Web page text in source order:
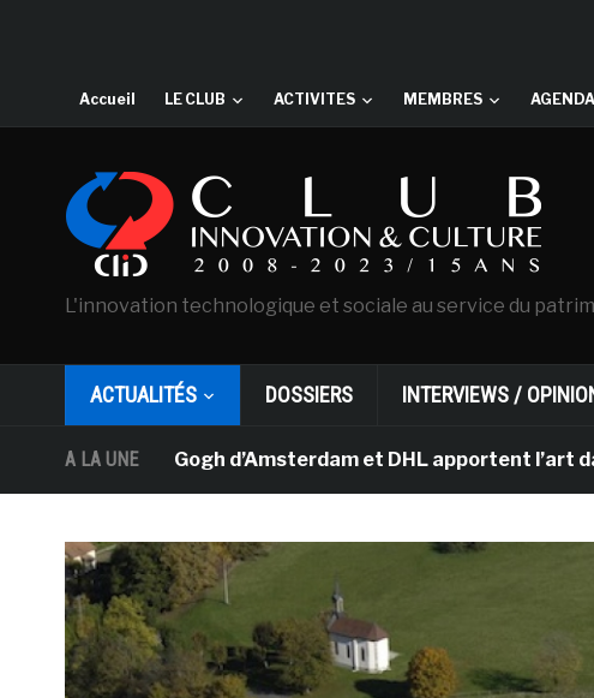
Accueil LE CLUB ACTIVITES MEMBRES AGENDA
L'innovation technologique et sociale au service du
ACTUALITÉS DOSSIERS INTERVIEWS /
A LA UNE
Van Gogh d’Amsterdam et DHL apportent l’art dans les